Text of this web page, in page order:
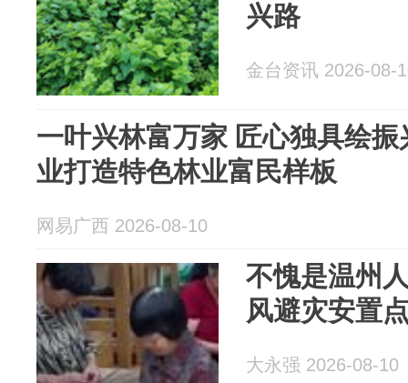
兴路
金台资讯 2026-08-
一叶兴林富万家 匠心独具绘
业打造特色林业富民样板
网易广西 2026-08-10
不愧是温州
风避灾安置
大永强 2026-08-10